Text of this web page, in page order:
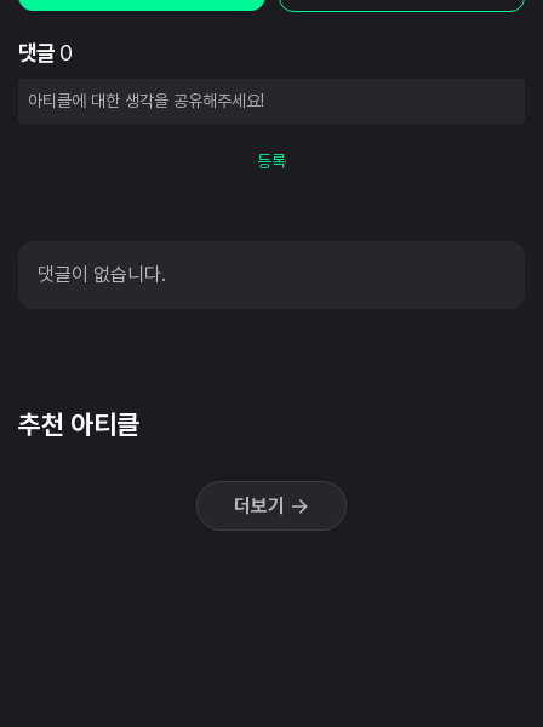
댓글 0
등록
댓글이 없습니다.
추천 아티클
더보기